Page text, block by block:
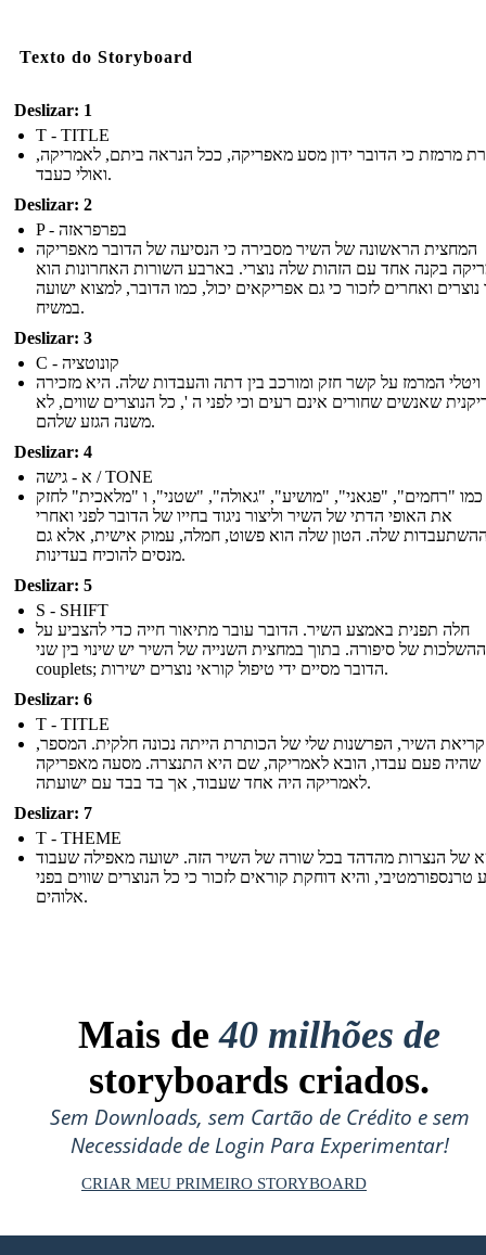
Texto do Storyboard
Deslizar: 1
T - TITLE
מרמזת כי הדובר ידון מסע מאפריקה, ככל הנראה ביתם, לאמריקה,
ואולי כעבד.
Deslizar: 2
P - בפרפראזה
המחצית הראשונה של השיר מסבירה כי הנסיעה של הדובר מאפריקה
בקנה אחד עם הזהות שלה נוצרי. בארבע השורות האחרונות הוא
נוצרים ואחרים לזכור כי גם אפריקאים יכול, כמו הדובר, למצוא ישועה
במשיח.
Deslizar: 3
C - קונוטציה
ויטלי המרמז על קשר חזק ומורכב בין דתה והעבדות שלה. היא מזכירה
שאנשים שחורים אינם רעים וכי לפני ה ', כל הנוצרים שווים, לא
משנה הגזע שלהם.
Deslizar: 4
א - גישה / TONE
כמו "רחמים", "פגאני", "מושיע", "גאולה", "שטני", ו "מלאכית" לחזק
את האופי הדתי של השיר וליצור ניגוד בחייו של הדובר לפני ואחרי
שלה. הטון שלה הוא פשוט, חמלה, עמוק אישית, אלא גם
מנסים להוכיח בעדינות.
Deslizar: 5
S - SHIFT
חלה תפנית באמצע השיר. הדובר עובר מתיאור חייה כדי להצביע על
ההשלכות של סיפורה. בתוך במחצית השנייה של השיר יש שינוי בין שני
couplets; הדובר מסיים ידי טיפול קוראי נוצרים ישירות.
Deslizar: 6
T - TITLE
השיר, הפרשנות שלי של הכותרת הייתה נכונה חלקית. המספר,
שהיה פעם עבדו, הובא לאמריקה, שם היא התנצרה. מסעה מאפריקה
לאמריקה היה אחד שעבוד, אך בד בבד עם ישועתה.
Deslizar: 7
T - THEME
של הנצרות מהדהד בכל שורה של השיר הזה. ישועה מאפילה שעבוד
טרנספורמטיבי, והיא דוחקת קוראים לזכור כי כל הנוצרים שווים בפני
אלוהים.
Mais de40 milhões de
storyboards criados.
Sem Downloads, sem Cartão de Crédito e sem
Necessidade de Login Para Experimentar!
CRIAR MEU PRIMEIRO STORYBOARD